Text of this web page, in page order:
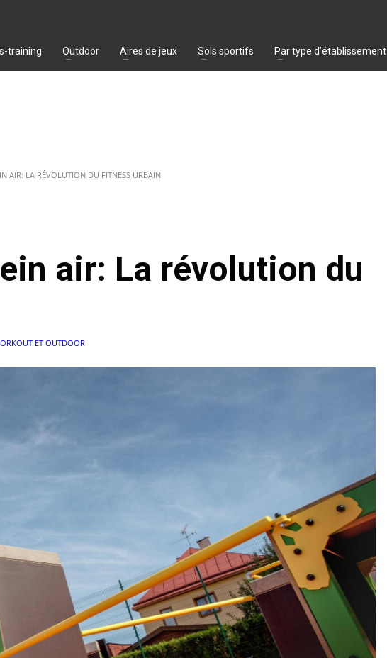
training Outdoor Aires de jeux Sols sportifs Par type d’établissement
AIR: LA RÉVOLUTION DU FITNESS URBAIN
air: La révolution du
ET OUTDOOR